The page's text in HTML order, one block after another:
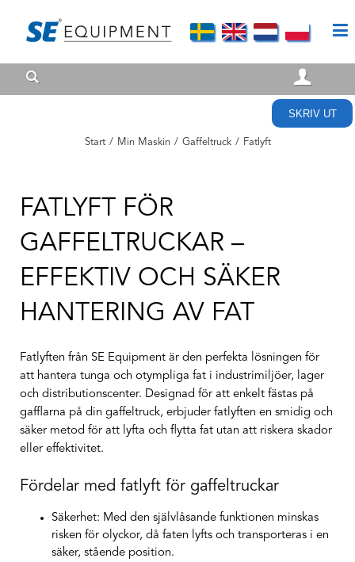
SKRIV UT
Start / Min Maskin / Gaffeltruck / Fatlyft
FATLYFT FÖR
GAFFELTRUCKAR –
EFFEKTIV OCH SÄKER
HANTERING AV FAT
Fatlyften från SE Equipment är den perfekta lösningen för
att hantera tunga och otympliga fat i industrimiljöer, lager
och distributionscenter. Designad för att enkelt fästas på
gafflarna på din gaffeltruck, erbjuder fatlyften en smidig och
säker metod för att lyfta och flytta fat utan att riskera skador
eller effektivitet.
Fördelar med fatlyft för gaffeltruckar
Säkerhet: Med den självlåsande funktionen minskas
risken för olyckor, då faten lyfts och transporteras i en
säker, stående position.